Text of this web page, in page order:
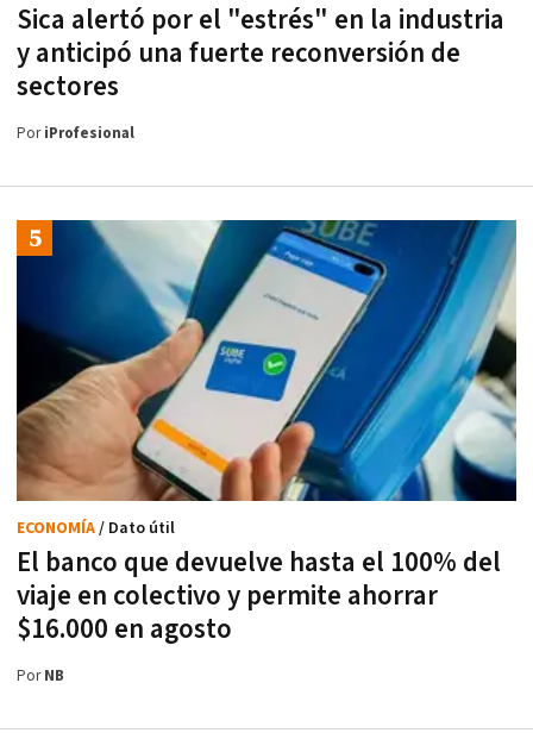
Sica alertó por el "estrés" en la industria
y anticipó una fuerte reconversión de
sectores
PoriProfesional
El banco que devuelve hasta el 100% del
viaje en colectivo y permite ahorrar
$16.000 en agosto
ECONOMÍA/ Dato útil
PorNB